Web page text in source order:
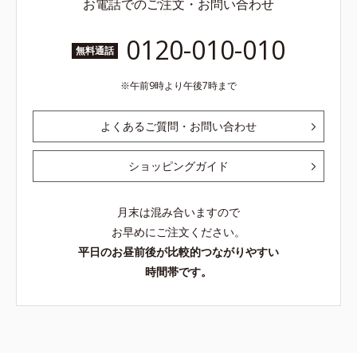
お電話でのご注文・お問い合わせ
無料通話 0120-010-010
午前9時より午後7時まで
よくあるご質問・お問い合わせ
ショッピングガイド
月末は混み合いますので
お早めにご注文ください。
平日のお昼前後が比較的つながりやすい
時間帯です。